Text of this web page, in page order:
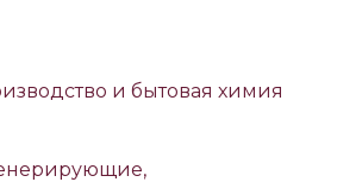
и бытовая химия